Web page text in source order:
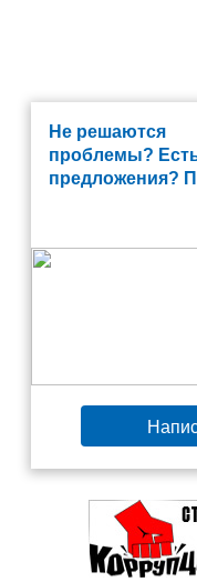
Не решаются
проблемы?
предложения?